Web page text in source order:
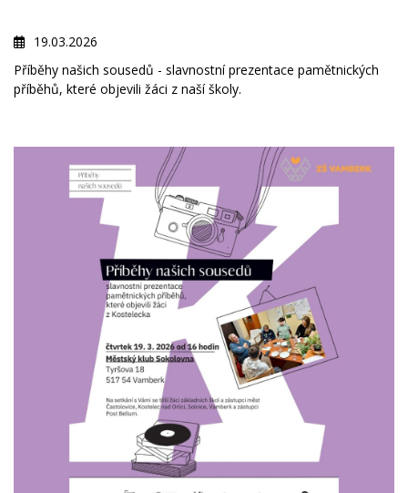
19.03.2026
Příběhy našich sousedů - slavnostní prezentace pamětnických
příběhů, které objevili žáci z naší školy.